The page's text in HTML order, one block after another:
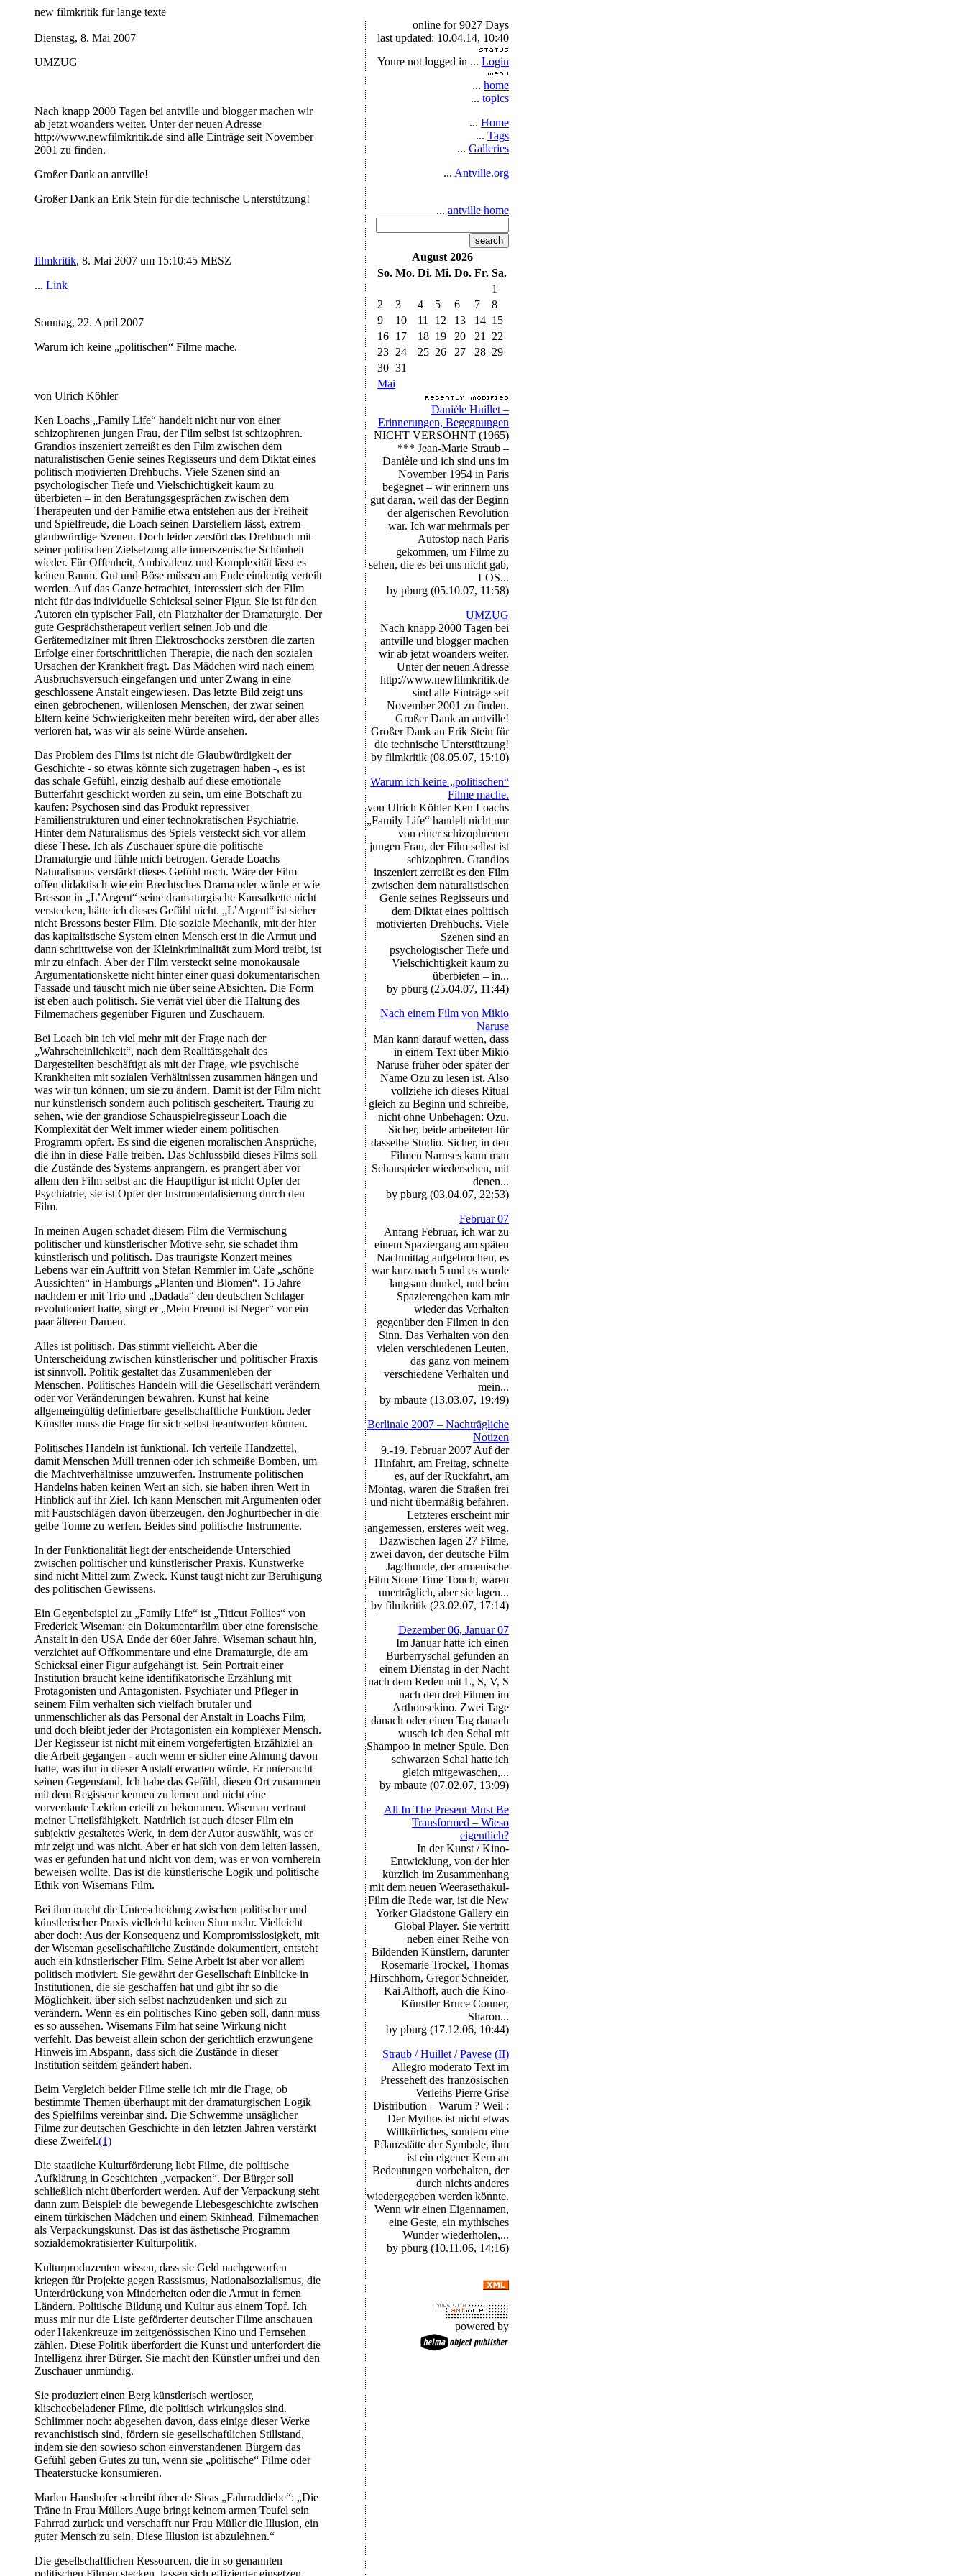
new filmkritik für lange texte
Dienstag, 8. Mai 2007
UMZUG
Nach knapp 2000 Tagen bei antville und blogger machen wir
ab jetzt woanders weiter. Unter der neuen Adresse
http://www.newfilmkritik.de sind alle Einträge seit November
2001 zu finden.
Großer Dank an antville!
Großer Dank an Erik Stein für die technische Unterstützung!
filmkritik, 8. Mai 2007 um 15:10:45 MESZ
... Link
Sonntag, 22. April 2007
Warum ich keine „politischen“ Filme mache.
von Ulrich Köhler
Ken Loachs „Family Life“ handelt nicht nur von einer
schizophrenen jungen Frau, der Film selbst ist schizophren.
Grandios inszeniert zerreißt es den Film zwischen dem
naturalistischen Genie seines Regisseurs und dem Diktat eines
politisch motivierten Drehbuchs. Viele Szenen sind an
psychologischer Tiefe und Vielschichtigkeit kaum zu
überbieten – in den Beratungsgesprächen zwischen dem
Therapeuten und der Familie etwa entstehen aus der Freiheit
und Spielfreude, die Loach seinen Darstellern lässt, extrem
glaubwürdige Szenen. Doch leider zerstört das Drehbuch mit
seiner politischen Zielsetzung alle innerszenische Schönheit
wieder. Für Offenheit, Ambivalenz und Komplexität lässt es
keinen Raum. Gut und Böse müssen am Ende eindeutig verteilt
werden. Auf das Ganze betrachtet, interessiert sich der Film
nicht für das individuelle Schicksal seiner Figur. Sie ist für den
Autoren ein typischer Fall, ein Platzhalter der Dramaturgie. Der
gute Gesprächstherapeut verliert seinen Job und die
Gerätemediziner mit ihren Elektroschocks zerstören die zarten
Erfolge einer fortschrittlichen Therapie, die nach den sozialen
Ursachen der Krankheit fragt. Das Mädchen wird nach einem
Ausbruchsversuch eingefangen und unter Zwang in eine
geschlossene Anstalt eingewiesen. Das letzte Bild zeigt uns
einen gebrochenen, willenlosen Menschen, der zwar seinen
Eltern keine Schwierigkeiten mehr bereiten wird, der aber alles
verloren hat, was wir als seine Würde ansehen.
Das Problem des Films ist nicht die Glaubwürdigkeit der
Geschichte - so etwas könnte sich zugetragen haben -, es ist
das schale Gefühl, einzig deshalb auf diese emotionale
Butterfahrt geschickt worden zu sein, um eine Botschaft zu
kaufen: Psychosen sind das Produkt repressiver
Familienstrukturen und einer technokratischen Psychiatrie.
Hinter dem Naturalismus des Spiels versteckt sich vor allem
diese These. Ich als Zuschauer spüre die politische
Dramaturgie und fühle mich betrogen. Gerade Loachs
Naturalismus verstärkt dieses Gefühl noch. Wäre der Film
offen didaktisch wie ein Brechtsches Drama oder würde er wie
Bresson in „L’Argent“ seine dramaturgische Kausalkette nicht
verstecken, hätte ich dieses Gefühl nicht. „L’Argent“ ist sicher
nicht Bressons bester Film. Die soziale Mechanik, mit der hier
das kapitalistische System einen Mensch erst in die Armut und
dann schrittweise von der Kleinkriminalität zum Mord treibt, ist
mir zu einfach. Aber der Film versteckt seine monokausale
Argumentationskette nicht hinter einer quasi dokumentarischen
Fassade und täuscht mich nie über seine Absichten. Die Form
ist eben auch politisch. Sie verrät viel über die Haltung des
Filmemachers gegenüber Figuren und Zuschauern.
Bei Loach bin ich viel mehr mit der Frage nach der
„Wahrscheinlichkeit“, nach dem Realitätsgehalt des
Dargestellten beschäftigt als mit der Frage, wie psychische
Krankheiten mit sozialen Verhältnissen zusammen hängen und
was wir tun können, um sie zu ändern. Damit ist der Film nicht
nur künstlerisch sondern auch politisch gescheitert. Traurig zu
sehen, wie der grandiose Schauspielregisseur Loach die
Komplexität der Welt immer wieder einem politischen
Programm opfert. Es sind die eigenen moralischen Ansprüche,
die ihn in diese Falle treiben. Das Schlussbild dieses Films soll
die Zustände des Systems anprangern, es prangert aber vor
allem den Film selbst an: die Hauptfigur ist nicht Opfer der
Psychiatrie, sie ist Opfer der Instrumentalisierung durch den
Film.
In meinen Augen schadet diesem Film die Vermischung
politischer und künstlerischer Motive sehr, sie schadet ihm
künstlerisch und politisch. Das traurigste Konzert meines
Lebens war ein Auftritt von Stefan Remmler im Cafe „schöne
Aussichten“ in Hamburgs „Planten und Blomen“. 15 Jahre
nachdem er mit Trio und „Dadada“ den deutschen Schlager
revolutioniert hatte, singt er „Mein Freund ist Neger“ vor ein
paar älteren Damen.
Alles ist politisch. Das stimmt vielleicht. Aber die
Unterscheidung zwischen künstlerischer und politischer Praxis
ist sinnvoll. Politik gestaltet das Zusammenleben der
Menschen. Politisches Handeln will die Gesellschaft verändern
oder vor Veränderungen bewahren. Kunst hat keine
allgemeingültig definierbare gesellschaftliche Funktion. Jeder
Künstler muss die Frage für sich selbst beantworten können.
Politisches Handeln ist funktional. Ich verteile Handzettel,
damit Menschen Müll trennen oder ich schmeiße Bomben, um
die Machtverhältnisse umzuwerfen. Instrumente politischen
Handelns haben keinen Wert an sich, sie haben ihren Wert in
Hinblick auf ihr Ziel. Ich kann Menschen mit Argumenten oder
mit Faustschlägen davon überzeugen, den Joghurtbecher in die
gelbe Tonne zu werfen. Beides sind politische Instrumente.
In der Funktionalität liegt der entscheidende Unterschied
zwischen politischer und künstlerischer Praxis. Kunstwerke
sind nicht Mittel zum Zweck. Kunst taugt nicht zur Beruhigung
des politischen Gewissens.
Ein Gegenbeispiel zu „Family Life“ ist „Titicut Follies“ von
Frederick Wiseman: ein Dokumentarfilm über eine forensische
Anstalt in den USA Ende der 60er Jahre. Wiseman schaut hin,
verzichtet auf Offkommentare und eine Dramaturgie, die am
Schicksal einer Figur aufgehängt ist. Sein Portrait einer
Institution braucht keine identifikatorische Erzählung mit
Protagonisten und Antagonisten. Psychiater und Pfleger in
seinem Film verhalten sich vielfach brutaler und
unmenschlicher als das Personal der Anstalt in Loachs Film,
und doch bleibt jeder der Protagonisten ein komplexer Mensch.
Der Regisseur ist nicht mit einem vorgefertigten Erzählziel an
die Arbeit gegangen - auch wenn er sicher eine Ahnung davon
hatte, was ihn in dieser Anstalt erwarten würde. Er untersucht
seinen Gegenstand. Ich habe das Gefühl, diesen Ort zusammen
mit dem Regisseur kennen zu lernen und nicht eine
vorverdaute Lektion erteilt zu bekommen. Wiseman vertraut
meiner Urteilsfähigkeit. Natürlich ist auch dieser Film ein
subjektiv gestaltetes Werk, in dem der Autor auswählt, was er
mir zeigt und was nicht. Aber er hat sich von dem leiten lassen,
was er gefunden hat und nicht von dem, was er von vornherein
beweisen wollte. Das ist die künstlerische Logik und politische
Ethik von Wisemans Film.
Bei ihm macht die Unterscheidung zwischen politischer und
künstlerischer Praxis vielleicht keinen Sinn mehr. Vielleicht
aber doch: Aus der Konsequenz und Kompromisslosigkeit, mit
der Wiseman gesellschaftliche Zustände dokumentiert, entsteht
auch ein künstlerischer Film. Seine Arbeit ist aber vor allem
politisch motiviert. Sie gewährt der Gesellschaft Einblicke in
Institutionen, die sie geschaffen hat und gibt ihr so die
Möglichkeit, über sich selbst nachzudenken und sich zu
verändern. Wenn es ein politisches Kino geben soll, dann muss
es so aussehen. Wisemans Film hat seine Wirkung nicht
verfehlt. Das beweist allein schon der gerichtlich erzwungene
Hinweis im Abspann, dass sich die Zustände in dieser
Institution seitdem geändert haben.
Beim Vergleich beider Filme stelle ich mir die Frage, ob
bestimmte Themen überhaupt mit der dramaturgischen Logik
des Spielfilms vereinbar sind. Die Schwemme unsäglicher
Filme zur deutschen Geschichte in den letzten Jahren verstärkt
diese Zweifel.(1)
Die staatliche Kulturförderung liebt Filme, die politische
Aufklärung in Geschichten „verpacken“. Der Bürger soll
schließlich nicht überfordert werden. Auf der Verpackung steht
dann zum Beispiel: die bewegende Liebesgeschichte zwischen
einem türkischen Mädchen und einem Skinhead. Filmemachen
als Verpackungskunst. Das ist das ästhetische Programm
sozialdemokratisierter Kulturpolitik.
Kulturproduzenten wissen, dass sie Geld nachgeworfen
kriegen für Projekte gegen Rassismus, Nationalsozialismus, die
Unterdrückung von Minderheiten oder die Armut in fernen
Ländern. Politische Bildung und Kultur aus einem Topf. Ich
muss mir nur die Liste geförderter deutscher Filme anschauen
oder Hakenkreuze im zeitgenössischen Kino und Fernsehen
zählen. Diese Politik überfordert die Kunst und unterfordert die
Intelligenz ihrer Bürger. Sie macht den Künstler unfrei und den
Zuschauer unmündig.
Sie produziert einen Berg künstlerisch wertloser,
klischeebeladener Filme, die politisch wirkungslos sind.
Schlimmer noch: abgesehen davon, dass einige dieser Werke
revanchistisch sind, fördern sie gesellschaftlichen Stillstand,
indem sie den sowieso schon einverstandenen Bürgern das
Gefühl geben Gutes zu tun, wenn sie „politische“ Filme oder
Theaterstücke konsumieren.
Marlen Haushofer schreibt über de Sicas „Fahrraddiebe“: „Die
Träne in Frau Müllers Auge bringt keinem armen Teufel sein
Fahrrad zurück und verschafft nur Frau Müller die Illusion, ein
guter Mensch zu sein. Diese Illusion ist abzulehnen.“
Die gesellschaftlichen Ressourcen, die in so genannten
politischen Filmen stecken, lassen sich effizienter einsetzen.
online for 9027 Days
last updated: 10.04.14, 10:40
Youre not logged in ... Login
... home
... topics
... Home
... Tags
... Galleries
... Antville.org
... antville home
search
August 2026
So. Mo. Di. Mi. Do. Fr. Sa.
1
2
3 4 5 6 7
8
9
10 11 12 13 14 15
16 17 18 19 20 21
22
23 24 25 26 27 28 29
30 31
Mai
Danièle Huillet –
Erinnerungen, Begegnungen
NICHT VERSÖHNT (1965)
*** Jean-Marie Straub –
Danièle und ich sind uns im
November 1954 in Paris
begegnet – wir erinnern uns
gut daran, weil das der Beginn
der algerischen Revolution
war. Ich war mehrmals per
Autostop nach Paris
gekommen, um Filme zu
sehen, die es bei uns nicht gab,
LOS...
by pburg (05.10.07, 11:58)
UMZUG
Nach knapp 2000 Tagen bei
antville und blogger machen
wir ab jetzt woanders weiter.
Unter der neuen Adresse
http://www.newfilmkritik.de
sind alle Einträge seit
November 2001 zu finden.
Großer Dank an antville!
Großer Dank an Erik Stein für
die technische Unterstützung!
by filmkritik (08.05.07, 15:10)
Warum ich keine „politischen“
Filme mache.
von Ulrich Köhler Ken Loachs
„Family Life“ handelt nicht nur
von einer schizophrenen
jungen Frau, der Film selbst ist
schizophren. Grandios
inszeniert zerreißt es den Film
zwischen dem naturalistischen
Genie seines Regisseurs und
dem Diktat eines politisch
motivierten Drehbuchs. Viele
Szenen sind an
psychologischer Tiefe und
Vielschichtigkeit kaum zu
überbieten – in...
by pburg (25.04.07, 11:44)
Nach einem Film von Mikio
Naruse
Man kann darauf wetten, dass
in einem Text über Mikio
Naruse früher oder später der
Name Ozu zu lesen ist. Also
vollziehe ich dieses Ritual
gleich zu Beginn und schreibe,
nicht ohne Unbehagen: Ozu.
Sicher, beide arbeiteten für
dasselbe Studio. Sicher, in den
Filmen Naruses kann man
Schauspieler wiedersehen, mit
denen...
by pburg (03.04.07, 22:53)
Februar 07
Anfang Februar, ich war zu
einem Spaziergang am späten
Nachmittag aufgebrochen, es
war kurz nach 5 und es wurde
langsam dunkel, und beim
Spazierengehen kam mir
wieder das Verhalten
gegenüber den Filmen in den
Sinn. Das Verhalten von den
vielen verschiedenen Leuten,
das ganz von meinem
verschiedene Verhalten und
mein...
by mbaute (13.03.07, 19:49)
Berlinale 2007 – Nachträgliche
Notizen
9.-19. Februar 2007 Auf der
Hinfahrt, am Freitag, schneite
es, auf der Rückfahrt, am
Montag, waren die Straßen frei
und nicht übermäßig befahren.
Letzteres erscheint mir
angemessen, ersteres weit weg.
Dazwischen lagen 27 Filme,
zwei davon, der deutsche Film
Jagdhunde, der armenische
Film Stone Time Touch, waren
unerträglich, aber sie lagen...
by filmkritik (23.02.07, 17:14)
Dezember 06, Januar 07
Im Januar hatte ich einen
Burberryschal gefunden an
einem Dienstag in der Nacht
nach dem Reden mit L, S, V, S
nach den drei Filmen im
Arthousekino. Zwei Tage
danach oder einen Tag danach
wusch ich den Schal mit
Shampoo in meiner Spüle. Den
schwarzen Schal hatte ich
gleich mitgewaschen,...
by mbaute (07.02.07, 13:09)
All In The Present Must Be
Transformed – Wieso
eigentlich?
In der Kunst / Kino-
Entwicklung, von der hier
kürzlich im Zusammenhang
mit dem neuen Weerasethakul-
Film die Rede war, ist die New
Yorker Gladstone Gallery ein
Global Player. Sie vertritt
neben einer Reihe von
Bildenden Künstlern, darunter
Rosemarie Trockel, Thomas
Hirschhorn, Gregor Schneider,
Kai Althoff, auch die Kino-
Künstler Bruce Conner,
Sharon...
by pburg (17.12.06, 10:44)
Straub / Huillet / Pavese (II)
Allegro moderato Text im
Presseheft des französischen
Verleihs Pierre Grise
Distribution – Warum ? Weil :
Der Mythos ist nicht etwas
Willkürliches, sondern eine
Pflanzstätte der Symbole, ihm
ist ein eigener Kern an
Bedeutungen vorbehalten, der
durch nichts anderes
wiedergegeben werden könnte.
Wenn wir einen Eigennamen,
eine Geste, ein mythisches
Wunder wiederholen,...
by pburg (10.11.06, 14:16)
powered by